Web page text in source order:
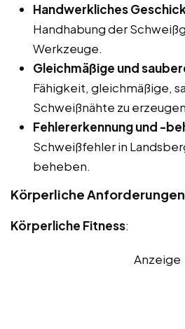
Handwerkliches
Handhabung der
Werkzeuge.
Gleichmäßige und
Fähigkeit, gleichmäßige,
Schweißnähte zu
Fehlererkennung und -
Schweißfehler in
beheben.
Körperliche Anforderungen
Körperliche Fitness:
Anzeige